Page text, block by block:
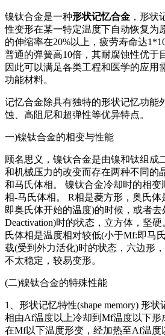
镍钛合金是一种形状记忆合金 ，形状
性变形在某一特定温度下自动恢复为
的伸缩率在20%以上，疲劳寿命达
普通的弹簧高10倍，其耐腐蚀性优于
因此可以满足各类工程和医学的应用
功能材料。
记忆合金除具有独特的形状记忆功能
蚀、高阻尼和超弹性等优异特点。
一)镍钛合金的相变与性能
顾名思义，镍钛合金是由镍和钛组成
和机械压力的改变而存在两种不同的
和马氏体相。 镍钛合金冷却时的相变
相-马氏体相。 R相是菱方形，奥氏
即奥氏体开始的温度)的时候，或者
Deactivation)时的状态，立方体，坚
氏体相是温度相对较低(小于Mf:即马
载(受到外力活化)时的状态，六边形
不太稳定，较易变形。
(二)镍钛合金的特殊性能
1、形状记忆特性(shape memory) 形
相由Af温度以上冷却到Mf温度以下形
在Mf以下温度形变，经加热至Af温度